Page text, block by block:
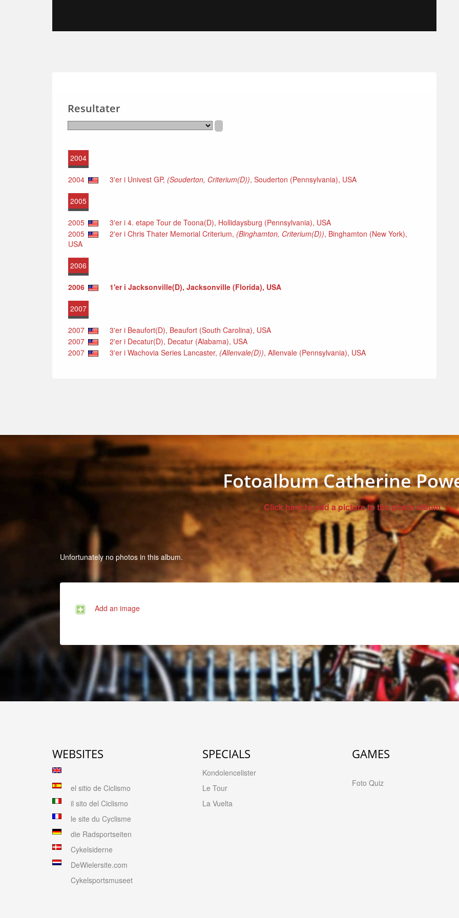
Resultater
2004
2004 3'er i Univest GP, (Souderton, Criterium(D)), Souderton (Pennsylvania), USA
2005
2005
3'er i 4. etape Tour de Toona(D), Hollidaysburg (Pennsylvania), USA
2005
2'er i Chris Thater Memorial Criterium, (Binghamton, Criterium(D)), Binghamton (New York),
USA
2006
2006 1'er i Jacksonville(D), Jacksonville (Florida), USA
2007
2007
3'er i Beaufort(D), Beaufort (South Carolina), USA
2007
2'er i Decatur(D), Decatur (Alabama), USA
2007
3'er i Wachovia Series Lancaster, (Allenvale(D)), Allenvale (Pennsylvania), USA
Fotoalbum Catherine
Click here to add a picture to the photo album
Unfortunately no photos in this album.
Add an image
WEBSITES
el sitio de Ciclismo
il sito del Ciclismo
le site du Cyclisme
die Radsportseiten
Cykelsiderne
DeWielersite.com
Cykelsportsmuseet
SPECIALS
Kondolencelister
Le Tour
La Vuelta
GAMES
Foto Quiz